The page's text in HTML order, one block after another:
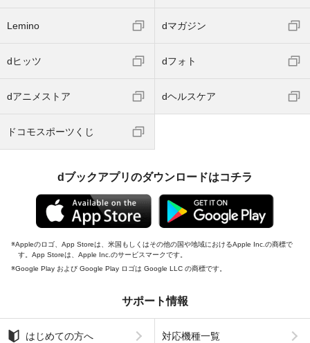
Lemino dマガジン
dヒッツ dフォト
dアニメストア dヘルスケア
ドコモスポーツくじ
dブックアプリのダウンロードはコチラ
Appleのロゴ、App Storeは、米国もしくはその他の国や地域におけるApple Inc.の商標で
す。App Storeは、Apple Inc.のサービスマークです。
Google Play および Google Play ロゴは Google LLC の商標です。
サポート情報
はじめての方へ 対応機種一覧